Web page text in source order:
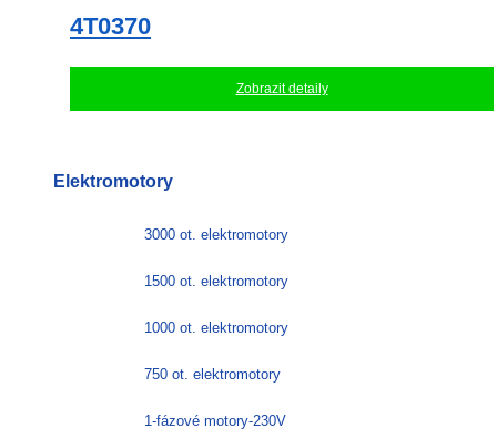
4T0370
Zobrazit detaily
Elektromotory
3000 ot. elektromotory
1500 ot. elektromotory
1000 ot. elektromotory
750 ot. elektromotory
1-fázové motory-230V